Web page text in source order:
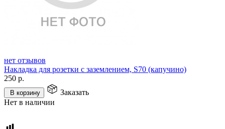
нет отзывов
Накладка для розетки с заземлением, S70 (капучино)
250 р.
В корзину
Заказать
Нет в наличии